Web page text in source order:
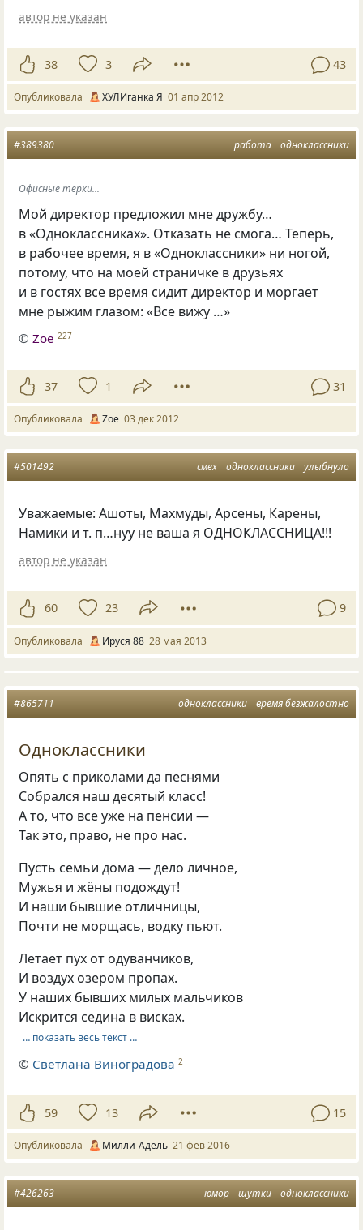
автор не указан
38 3 43
Опубликовала ХУЛИганка Я 01 апр 2012
работа одноклассники
#389380
Офисные терки...
Мой директор предложил мне дружбу…
в «Одноклассниках». Отказать не смога… Теперь,
в рабочее время, я в «Одноклассники» ни ногой,
потому, что на моей страничке в друзьях
и в гостях все время сидит директор и моргает
мне рыжим глазом: «Все вижу …»
©Zoe 227
37 1 31
Опубликовала Zoe 03 дек 2012
смех одноклассники улыбнуло
#501492
Уважаемые: Ашоты, Махмуды, Арсены, Карены,
Намики и т. п…нуу не ваша я ОДНОКЛАССНИЦА!!!
автор не указан
60 23 9
Опубликовала Ируся 88 28 мая 2013
одноклассники время безжалостно
#865711
Одноклассники
Опять с приколами да песнями
Собрался наш десятый класс!
А то, что все уже на пенсии —
Так это, право, не про нас.
Пусть семьи дома — дело личное,
Мужья и жёны подождут!
И наши бывшие отличницы,
Почти не морщась, водку пьют.
Летает пух от одуванчиков,
И воздух озером пропах.
У наших бывших милых мальчиков
Искрится седина в висках.
… показать весь текст …
© Светлана Виноградова 2
59 13 15
Опубликовала Милли-Адель 21 фев 2016
юмор шутки одноклассники
#426263